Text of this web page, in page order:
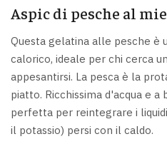
Aspic di pesche al
Questa gelatina alle pesche è
calorico, ideale per chi cerca
appesantirsi. La pesca è la
piatto. Ricchissima d'acqua e
perfetta per reintegrare i
il potassio) persi con il caldo.